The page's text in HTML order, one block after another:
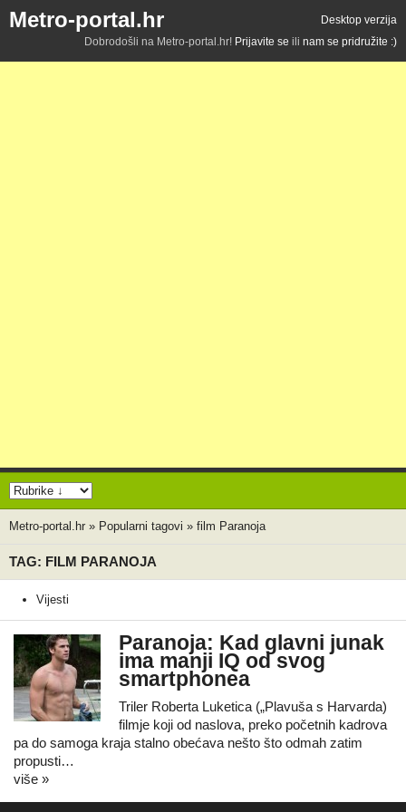
Metro-portal.hr
Desktop verzija
Dobrodošli na Metro-portal.hr! Prijavite se ili nam se pridružite :)
Metro-portal.hr » Popularni tagovi » film Paranoja
TAG: FILM PARANOJA
Vijesti
Paranoja: Kad glavni junak
ima manji IQ od svog
smartphonea
Triler Roberta Luketica („Plavuša s Harvarda)
filmje koji od naslova, preko početnih kadrova
pa do samoga kraja stalno obećava nešto što odmah zatim
propusti…
više »